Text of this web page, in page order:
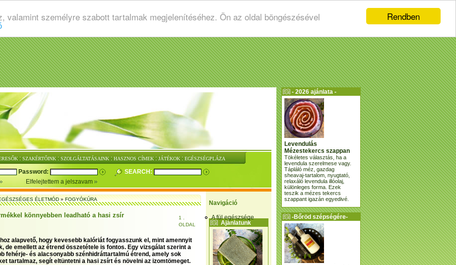
Rendben
valamint személyre szabott tartalmak megjelenítéséhez. Ön az oldal böngészésével
: SZAKÉRTŐINK : SZOLGÁLTATÁSAINK : HASZNOS CÍMEK : JÁTÉKOK : EGÉSZSÉGPLÁZA
Password:
SEARCH:
Elfelejtettem a jelszavam
Navigáció
A fül egészsége
Ajánlatunk
ÉLETMÓD»FOGYÓKÚRA
könnyebben leadható a hasi zsír
1 .
OLDAL
alapvető, hogy kevesebb kalóriát fogyasszunk el, mint amennyit
de emellett az étrend összetétele is fontos. Egy vizsgálat szerint a
fehérje- és alacsonyabb szénhidráttartalmú étrend, amely sok
tartalmaz, segít eltüntetni a hasi zsírt és növelni az izomtömeget.
- 2026 ajánlata -
Levendulás
Mézestekercs szappan
Tökéletes választás, ha a
levendula szerelmese vagy.
Tápláló méz, gazdag
sheavaj-tartalom, nyugtató,
relaxáló levendula illóolaj,
különleges forma. Ezek
teszik a mézes tekercs
szappant igazán egyedivé.
-Bőröd szépségére-